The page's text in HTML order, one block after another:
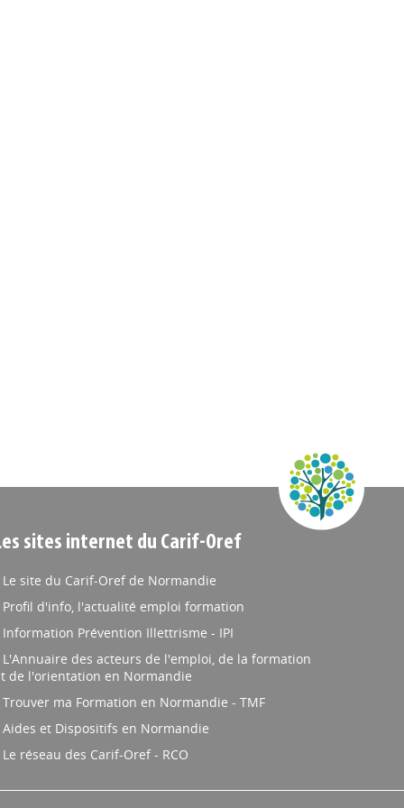
sites internet du Carif-Oref
Le site du Carif-Oref de Normandie
Profil d'info, l'actualité emploi formation
Information Prévention Illettrisme - IPI
L'Annuaire des acteurs de l'emploi, de la formation
de l'orientation en Normandie
Trouver ma Formation en Normandie - TMF
Aides et Dispositifs en Normandie
Le réseau des Carif-Oref - RCO